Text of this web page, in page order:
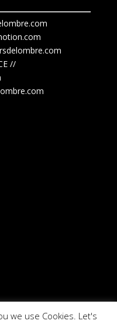
//
we use Cookies. Let's